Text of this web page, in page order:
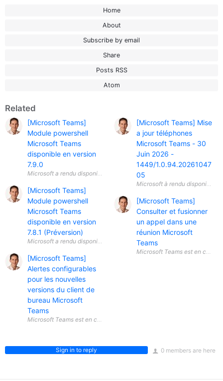
Home
About
Subscribe by email
Share
Posts RSS
Atom
Related
[Microsoft Teams]
Module powershell
Microsoft Teams
disponible en version
7.9.0
[Microsoft Teams]
Module powershell
Microsoft Teams
disponible en version
7.8.1 (Préversion)
[Microsoft Teams]
Alertes configurables
pour les nouvelles
versions du client de
bureau Microsoft
Teams
[Microsoft Teams] Mise
a jour téléphones
Microsoft Teams - 30
Juin 2026 -
1449/1.0.94.20261047
05
[Microsoft Teams]
Consulter et fusionner
un appel dans une
réunion Microsoft
Teams
0 members are here
Sign in to reply